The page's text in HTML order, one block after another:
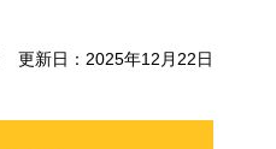
更新日：2025年12月22日